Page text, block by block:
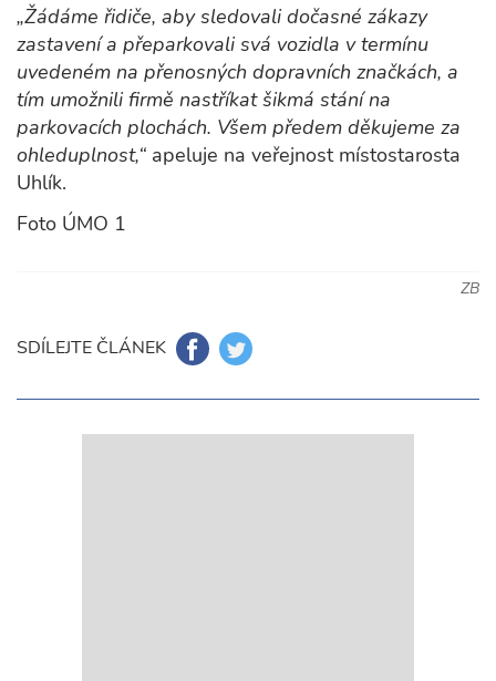
„Žádáme řidiče, aby sledovali dočasné zákazy
zastavení a přeparkovali svá vozidla v termínu
uvedeném na přenosných dopravních značkách, a
tím umožnili firmě nastříkat šikmá stání na
parkovacích plochách. Všem předem děkujeme za
ohleduplnost,“ apeluje na veřejnost místostarosta
Uhlík.
Foto ÚMO 1
ZB
SDÍLEJTE ČLÁNEK